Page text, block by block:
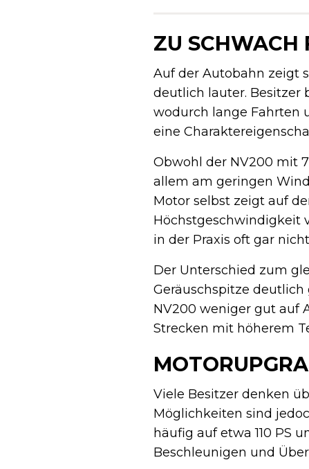
ZU SCHWACH
Auf der Autobahn zeigt
deutlich lauter. Besitzer
wodurch lange Fahrten
eine
Obwohl der NV200 mit
allem am geringen
Motor selbst zeigt auf
Höchstgeschwindigkeit
in der Praxis oft gar
Der Unterschied zum
Geräuschspitze
NV200 weniger gut auf
Strecken mit höherem
Viele Besitzer denken
Möglichkeiten sind
häufig auf etwa 110 PS
Beschleunigen und